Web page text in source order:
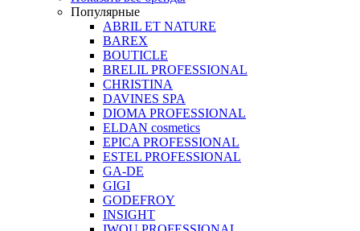
Популярные
ABRIL ET NATURE
BAREX
BOUTICLE
BRELIL PROFESSIONAL
CHRISTINA
DAVINES SPA
DIOMA PROFESSIONAL
ELDAN cosmetics
EPICA PROFESSIONAL
ESTEL PROFESSIONAL
GA-DE
GIGI
GODEFROY
INSIGHT